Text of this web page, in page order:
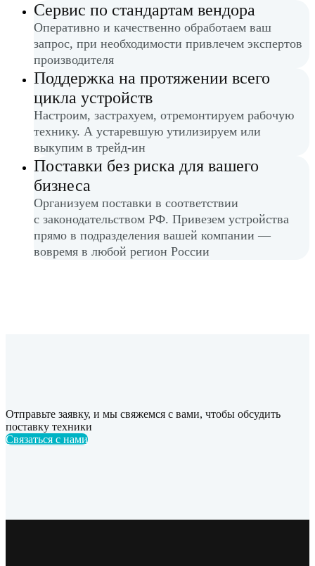
Сервис по стандартам вендора
Оперативно и качественно обработаем ваш
запрос, при необходимости привлечем экспертов
производителя
Поддержка на протяжении всего
цикла устройств
Настроим, застрахуем, отремонтируем рабочую
технику. А устаревшую утилизируем или
выкупим в трейд-ин
Поставки без риска для вашего
бизнеса
Организуем поставки в соответствии
с законодательством РФ. Привезем устройства
прямо в подразделения вашей компании —
вовремя в любой регион России
Отправьте заявку, и мы свяжемся с вами, чтобы обсудить
поставку техники
Связаться с нами